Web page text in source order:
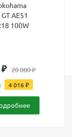
AE51
100W
₽ 20 080₽
4 016₽